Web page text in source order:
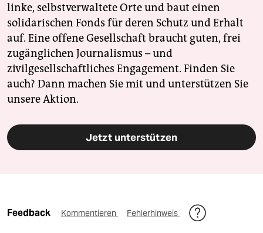
linke, selbstverwaltete Orte und baut einen
solidarischen Fonds für deren Schutz und Erhalt
auf. Eine offene Gesellschaft braucht guten, frei
zugänglichen Journalismus – und
zivilgesellschaftliches Engagement. Finden Sie
auch? Dann machen Sie mit und unterstützen Sie
unsere Aktion.
Jetzt unterstützen
Feedback Kommentieren Fehlerhinweis